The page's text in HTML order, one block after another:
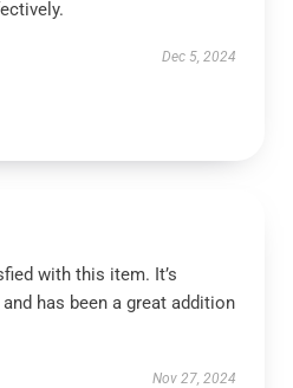
Dec 5, 2024
with this item. It’s
has been a great addition
Nov 27, 2024